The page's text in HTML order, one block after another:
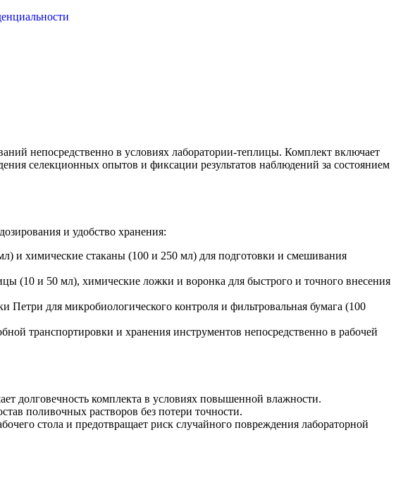
непосредственно в условиях лаборатории-теплицы. Комплект включает
селекционных опытов и фиксации результатов наблюдений за состоянием
и удобство хранения:
и химические стаканы (100 и 250 мл) для подготовки и смешивания
(10 и 50 мл), химические ложки и воронка для быстрого и точного внесения
для микробиологического контроля и фильтровальная бумага (100
транспортировки и хранения инструментов непосредственно в рабочей
долговечность комплекта в условиях повышенной влажности.
поливочных растворов без потери точности.
стола и предотвращает риск случайного повреждения лабораторной